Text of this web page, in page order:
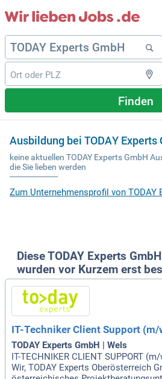
Finden
Ausbildung bei TODAY Experts
keine aktuellen TODAY Experts GmbH
die Sie lieben werden
Zum Unternehmensprofil von TODAY
Diese TODAY Experts
wurden vor Kurzem erst
IT-Techniker Client Support (m/
TODAY Experts GmbH | Wels
IT-TECHNIKER CLIENT SUPPORT
Wir, TODAY Experts Oberösterreich